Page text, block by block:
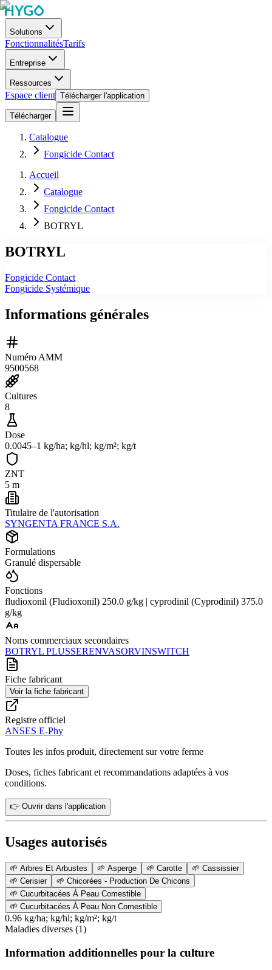
Solutions
FonctionnalitésTarifs
Entreprise
Ressources
Espace client Télécharger l'application
Télécharger
Catalogue
Fongicide Contact
Accueil
Catalogue
Fongicide Contact
BOTRYL
BOTRYL
Fongicide Contact
Fongicide Systémique
Informations générales
Numéro AMM
9500568
Cultures
8
Dose
0.0045–1 kg/ha; kg/hl; kg/m²; kg/t
ZNT
5 m
Titulaire de l'autorisation
SYNGENTA FRANCE S.A.
Formulations
Granulé dispersable
Fonctions
fludioxonil (Fludioxonil) 250.0 g/kg | cyprodinil (Cyprodinil) 375.0
g/kg
Noms commerciaux secondaires
BOTRYL PLUSSERENVASORVINSWITCH
Fiche fabricant
Voir la fiche fabricant
Registre officiel
ANSES E-Phy
Toutes les infos produit, directement sur votre ferme
Doses, fiches fabricant et recommandations adaptées à vos
conditions.
👉 Ouvrir dans l'application
Usages autorisés
🌱 Arbres Et Arbustes 🌱 Asperge 🌱 Carotte 🌱 Cassissier
🌱 Cerisier 🌱 Chicorées - Production De Chicons
🌱 Cucurbitacées À Peau Comestible
🌱 Cucurbitacées À Peau Non Comestible
0.96 kg/ha; kg/hl; kg/m²; kg/t
Maladies diverses (1)
Information additionnelles pour la culture